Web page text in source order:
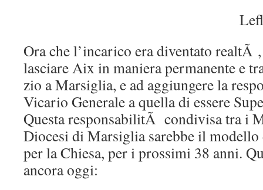
Ora che l’incarico era diventato realtÃ
lasciare Aix in maniera permanente e
zio a Marsiglia, e ad aggiungere la
Vicario Generale a quella di essere
Questa responsabilitÃ condivisa tra i
Diocesi di Marsiglia sarebbe il
per la Chiesa, per i prossimi 38 anni.
ancora oggi: